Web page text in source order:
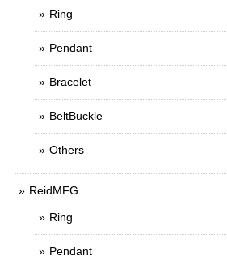
Ring
Pendant
Bracelet
BeltBuckle
Others
ReidMFG
Ring
Pendant